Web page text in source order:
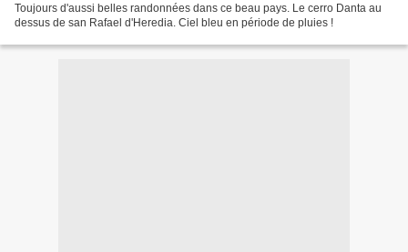
Toujours d'aussi belles randonnées dans ce beau pays. Le cerro Danta au
dessus de san Rafael d'Heredia. Ciel bleu en période de pluies !